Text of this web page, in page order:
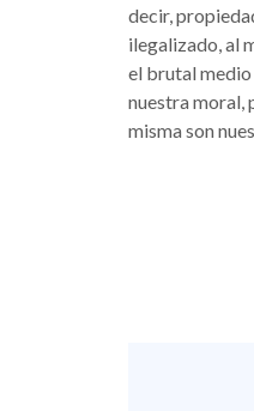
decir,
ilegalizado, al
el brutal medio
nuestra moral,
misma son